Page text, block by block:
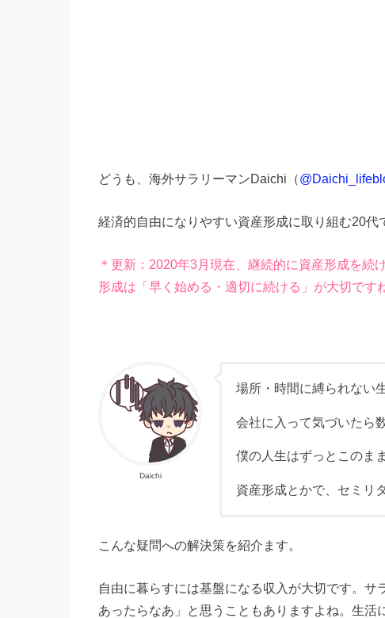
どうも、海外サラリーマンDaichi（
経済的自由になりやすい資産形成に取り組む20代
＊更新：2020年3月現在、継続的に資産形成を
形成は「早く始める・適切に続ける」が大切です
Daichi
場所・時間に縛られない
会社に入って気づいたら
僕の人生はずっとこのま
資産形成とかで、セミリ
こんな疑問への解決策を紹介ます。
自由に暮らすには基盤になる収入が大切です。
あったらなあ」と思うこともありますよね。生